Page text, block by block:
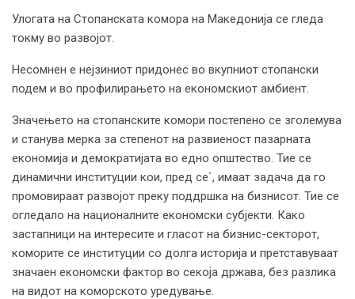
Улогата на Стопанската комора на Македонија се гледа
токму во развојот.
Несомнен е нејзиниот придонес во вкупниот стопански
подем и во профилирањето на економскиот амбиент.
Значењето на стопанските комори постепено се зголемува
и станува мерка за степенот на развиеност пазарната
економија и демократијата во едно општество. Тие се
динамични институции кои, пред се`, имаат задача да го
промовираат развојот преку поддршка на бизнисот. Тие се
огледало на националните економски субјекти. Како
застапници на интересите и гласот на бизнис-секторот,
коморите се институции со долга историја и претставуваат
значаен економски фактор во секоја држава, без разлика
на видот на коморското уредување.